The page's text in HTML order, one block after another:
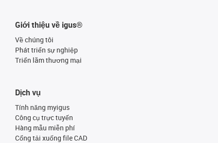
Giới thiệu về igus®
Về chúng tôi
Phát triển sự nghiệp
Triển lãm thương mại
Dịch vụ
Tính năng myigus
Công cụ trực tuyến
Hàng mẫu miễn phí
Cổng tải xuống file CAD